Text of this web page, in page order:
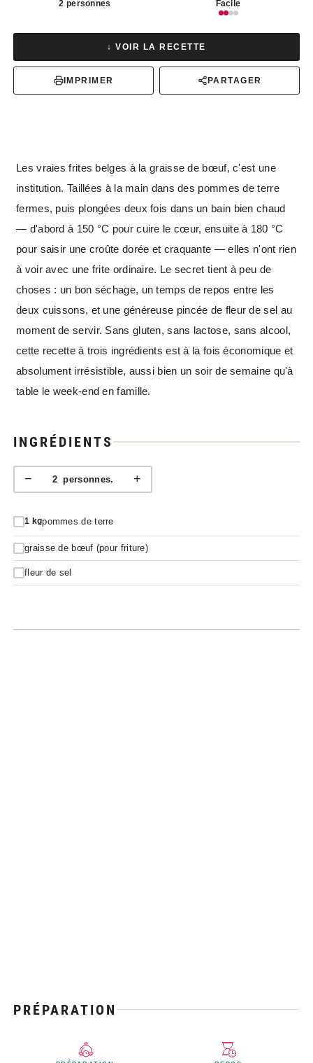
2 personnes Facile
↓ VOIR LA RECETTE
IMPRIMER PARTAGER
Les vraies frites belges à la graisse de bœuf, c'est une
institution. Taillées à la main dans des pommes de terre
fermes, puis plongées deux fois dans un bain bien chaud
— d'abord à 150 °C pour cuire le cœur, ensuite à 180 °C
pour saisir une croûte dorée et craquante — elles n'ont rien
à voir avec une frite ordinaire. Le secret tient à peu de
choses : un bon séchage, un temps de repos entre les
deux cuissons, et une généreuse pincée de fleur de sel au
moment de servir. Sans gluten, sans lactose, sans alcool,
cette recette à trois ingrédients est à la fois économique et
absolument irrésistible, aussi bien un soir de semaine qu'à
table le week-end en famille.
INGRÉDIENTS
− 2personnes. +
1 kgpommes de terre
graisse de bœuf (pour friture)
fleur de sel
PRÉPARATION